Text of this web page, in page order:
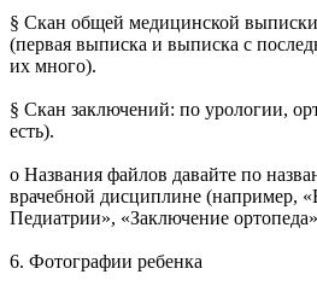
§ Скан общей медицинской выписки
(первая выписка и выписка с
их много).
§ Скан заключений: по урологии,
есть).
o Названия файлов давайте по
врачебной дисциплине (например,
Педиатрии», «Заключение
6. Фотографии ребенка